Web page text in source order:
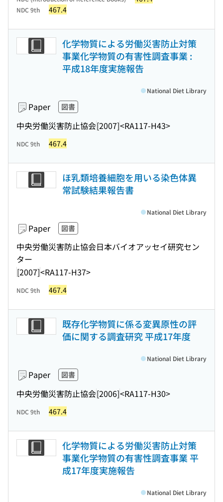
NDC 9th 467.4
化学物質による労働災害防止対策
事業化学物質の有害性調査事業 :
平成18年度実施報告
Paper 図書
中央労働災害防止協会[2007]<RA117-H43>
National Diet Library
NDC 9th 467.4
ほ乳類培養細胞を用いる染色体異
常試験結果報告書
Paper 図書
中央労働災害防止協会日本バイオアッセイ研究セン
ター
[2007]<RA117-H37>
National Diet Library
NDC 9th 467.4
既存化学物質に係る変異原性の評
価に関する調査研究 平成17年度
Paper 図書
中央労働災害防止協会[2006]<RA117-H30>
National Diet Library
NDC 9th 467.4
化学物質による労働災害防止対策
事業化学物質の有害性調査事業 平
成17年度実施報告
National Diet Library